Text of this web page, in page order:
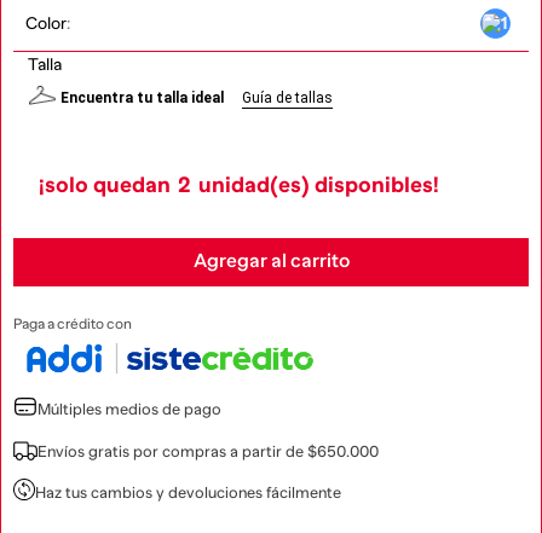
Color:
Talla
Encuentra tu talla ideal Guía de tallas
¡solo quedan 2 unidad(es) disponibles!
Agregar al carrito
Paga a crédito con
Múltiples medios de pago
Envíos gratis por compras a partir de $650.000
Haz tus cambios y devoluciones fácilmente